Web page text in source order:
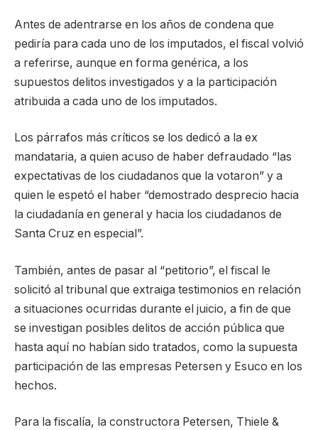
Antes de adentrarse en los años de condena que
pediría para cada uno de los imputados, el fiscal volvió
a referirse, aunque en forma genérica, a los
supuestos delitos investigados y a la participación
atribuida a cada uno de los imputados.
Los párrafos más críticos se los dedicó a la ex
mandataria, a quien acuso de haber defraudado “las
expectativas de los ciudadanos que la votaron” y a
quien le espetó el haber “demostrado desprecio hacia
la ciudadanía en general y hacia los ciudadanos de
Santa Cruz en especial”.
También, antes de pasar al “petitorio”, el fiscal le
solicitó al tribunal que extraiga testimonios en relación
a situaciones ocurridas durante el juicio, a fin de que
se investigan posibles delitos de acción pública que
hasta aquí no habían sido tratados, como la supuesta
participación de las empresas Petersen y Esuco en los
hechos.
Para la fiscalía, la constructora Petersen, Thiele &